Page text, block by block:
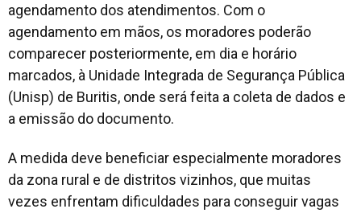
agendamento dos atendimentos. Com o
agendamento em mãos, os moradores poderão
comparecer posteriormente, em dia e horário
marcados, à Unidade Integrada de Segurança Pública
(Unisp) de Buritis, onde será feita a coleta de dados e
a emissão do documento.
A medida deve beneficiar especialmente moradores
da zona rural e de distritos vizinhos, que muitas
vezes enfrentam dificuldades para conseguir vagas